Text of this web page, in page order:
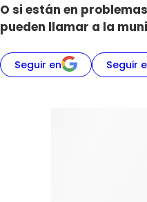
O si están en
pueden llamar a la
Seguir en Seguir